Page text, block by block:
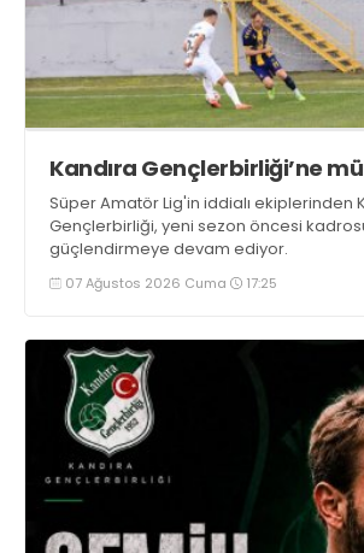
Kandıra Gençlerbirliği’ne
Süper Amatör Lig'in iddialı ekiplerinden
Gençlerbirliği, yeni sezon öncesi
güçlendirmeye devam ediyor.
07 Ağustos 2026 Cuma 17:25